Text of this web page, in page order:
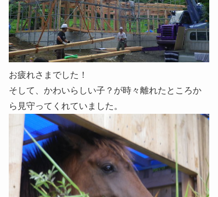
お疲れさまでした！
そして、かわいらしい子？が時々離れたところか
ら見守ってくれていました。